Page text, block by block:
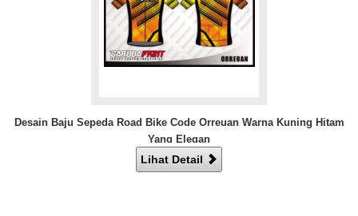
Desain Baju Sepeda Road Bike Code Orreuan Warna Kuning Hitam
Yang Elegan
Lihat Detail